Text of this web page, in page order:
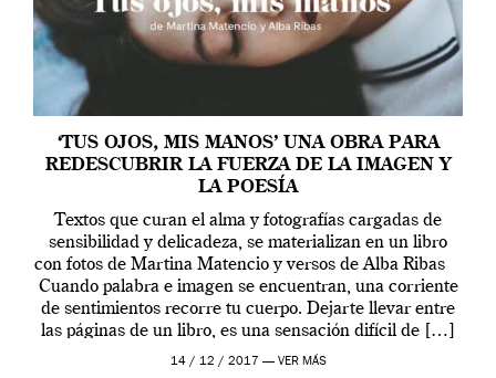
‘TUS OJOS, MIS MANOS’ UNA OBRA PARA
REDESCUBRIR LA FUERZA DE LA IMAGEN Y
LA POESÍA
Textos que curan el alma y fotografías cargadas de
sensibilidad y delicadeza, se materializan en un libro
con fotos de Martina Matencio y versos de Alba Ribas
Cuando palabra e imagen se encuentran, una corriente
de sentimientos recorre tu cuerpo. Dejarte llevar entre
las páginas de un libro, es una sensación difícil de […]
14 / 12 / 2017 — VER MÁS